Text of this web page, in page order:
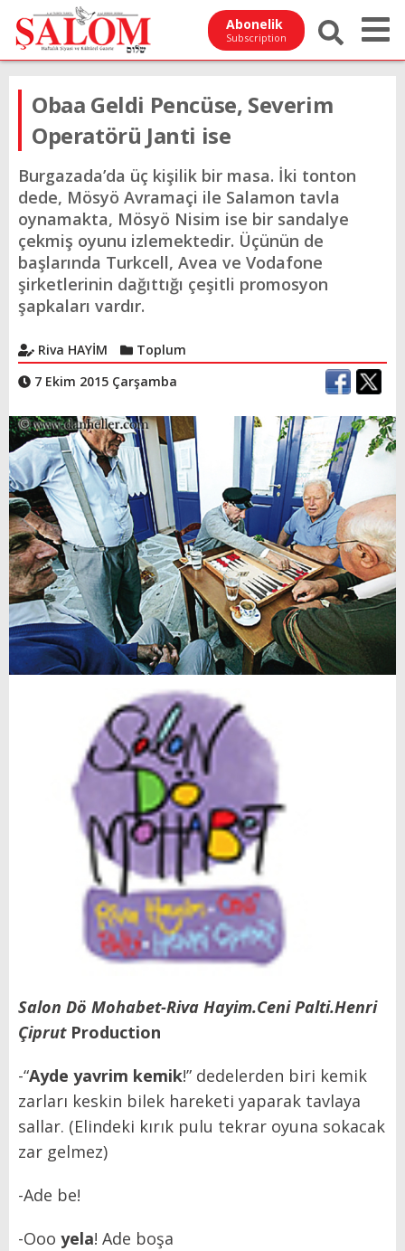
Abonelik
Subscription
Obaa Geldi Pencüse, Severim
Operatörü Janti ise
Burgazada’da üç kişilik bir masa. İki tonton
dede, Mösyö Avramaçi ile Salamon tavla
oynamakta, Mösyö Nisim ise bir sandalye
çekmiş oyunu izlemektedir. Üçünün de
başlarında Turkcell, Avea ve Vodafone
şirketlerinin dağıttığı çeşitli promosyon
şapkaları vardır.
Riva HAYİM
Toplum
7 Ekim 2015 Çarşamba
Salon Dö Mohabet-Riva Hayim.Ceni Palti.Henri
Çiprut Production
-“Ayde yavrim kemik!” dedelerden biri kemik
zarları keskin bilek hareketi yaparak tavlaya
sallar. (Elindeki kırık pulu tekrar oyuna sokacak
zar gelmez)
-Ade be!
-Ooo yela! Ade boşa